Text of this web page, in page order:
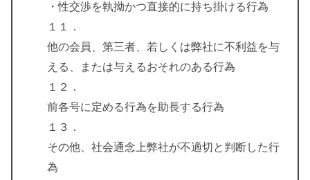
・性交渉を執拗かつ直接的に持ち掛ける行為
１１．
他の会員、第三者、若しくは弊社に不利益を与
える、または与えるおそれのある行為
１２．
前各号に定める行為を助長する行為
１３．
その他、社会通念上弊社が不適切と判断した行
為